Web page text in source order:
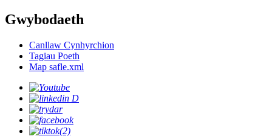
Gwybodaeth
Canllaw Cynhyrchion
Tagiau Poeth
Map safle.xml